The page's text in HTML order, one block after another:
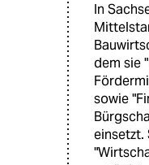
In
dem sie
sowie
einsetzt.